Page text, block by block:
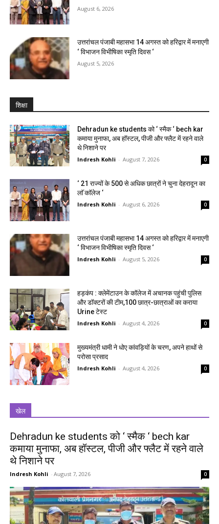
August 6, 2026
उत्तरांचल पंजाबी महासभा 14 अगस्त को हरिद्वार में मनाएगी
‘ विभाजन विभीषिका स्मृति दिवस ‘
August 5, 2026
शिक्षा
Dehradun ke students को ‘ स्मैक ‘ bech kar
कमाया मुनाफा, अब हॉस्टल, पीजी और फ्लैट में रहने वाले
थे निशाने पर
Indresh Kohli - August 7, 2026 0
‘ 21 राज्यों के 500 से अधिक छात्रों ने चुना देहरादून का
लाॅ काॅलेज ‘
Indresh Kohli - August 6, 2026 0
उत्तरांचल पंजाबी महासभा 14 अगस्त को हरिद्वार में मनाएगी
‘ विभाजन विभीषिका स्मृति दिवस ‘
Indresh Kohli - August 5, 2026 0
हड़कंप : क्लेमेंटाउन के कॉलेज में अचानक पहुंची पुलिस
और डॉक्टरों की टीम,100 छात्र-छात्राओं का कराया
Urine टेस्ट
Indresh Kohli - August 4, 2026 0
मुख्यमंत्री धामी ने धोए कांवड़ियों के चरण, अपने हाथों से
परोसा प्रसाद
Indresh Kohli - August 4, 2026 0
खेल
Dehradun ke students को ‘ स्मैक ‘ bech kar
कमाया मुनाफा, अब हॉस्टल, पीजी और फ्लैट में रहने वाले
थे निशाने पर
Indresh Kohli - August 7, 2026 0